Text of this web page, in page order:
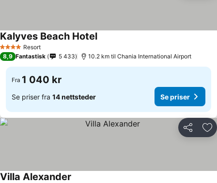
4 StjernerResort
Kalyves Beach HotelSe priser
8,9 Fantastisk 5 433 10.2 km til Chania International Airport
Fra 1 040 kr
Se priser fra 14 nettsteder Se priser
Del
Villa Alexander